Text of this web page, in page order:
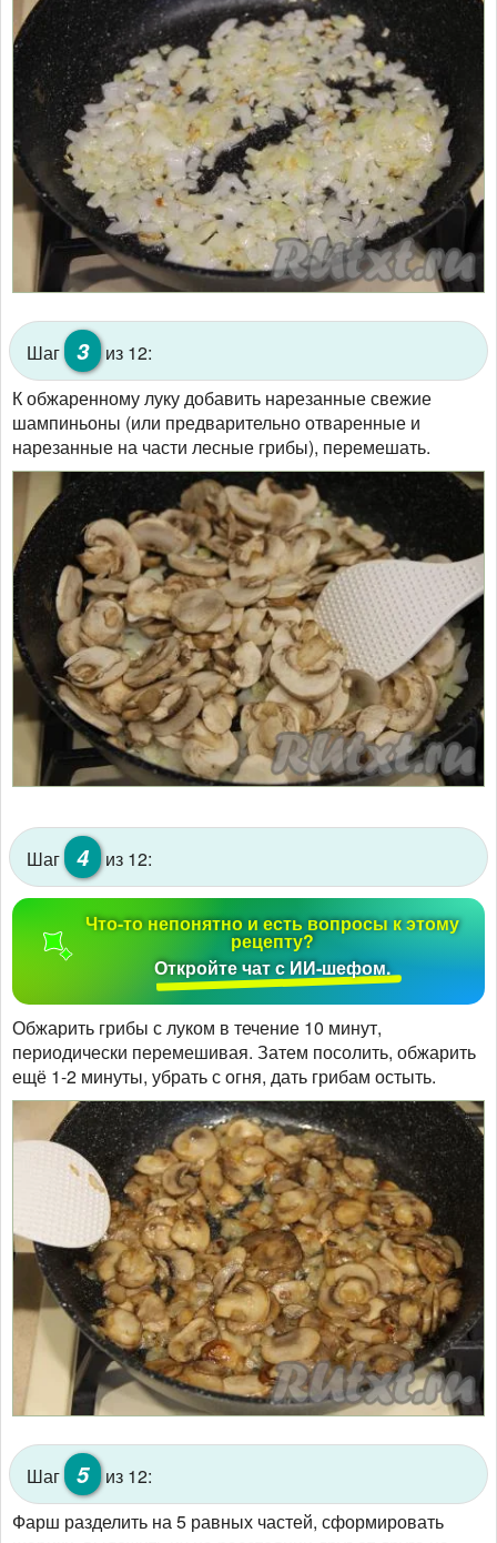
Шаг 3
из 12:
К обжаренному луку добавить нарезанные свежие
шампиньоны (или предварительно отваренные и
нарезанные на части лесные грибы), перемешать.
Шаг 4 из 12:
Что-то непонятно и есть вопросы к этому
рецепту?
Откройте чат с ИИ-шефом.
Обжарить грибы с луком в течение 10 минут,
периодически перемешивая. Затем посолить, обжарить
ещё 1-2 минуты, убрать с огня, дать грибам остыть.
Шаг 5
из 12:
Фарш разделить на 5 равных частей, сформировать